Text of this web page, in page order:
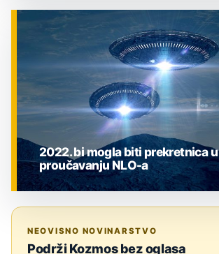
ZNANOST
2022. bi mogla biti prekretnica u
proučavanju NLO-a
NEOVISNO NOVINARSTVO
Podrži Kozmos bez oglasa